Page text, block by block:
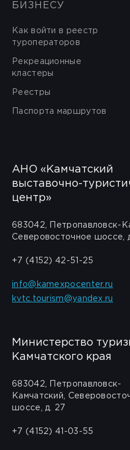
БИЗНЕСУ
Как войти в реестр
туроператоров
Рекреационные
кластеры
Реестры
Паспорта маршрутов
АНО «Камчатский
выставочно-
центр»
683042, Петропавловск-
Северовосточное шоссе,
+7 (4152) 42-51-25
info@kamexpocenter.ru
kvtc.tourism@yandex.ru
Министерство
Камчатского края
683042, Петропавловск-
Камчатский,
шоссе, д. 27
+7 (4152) 41-03-55